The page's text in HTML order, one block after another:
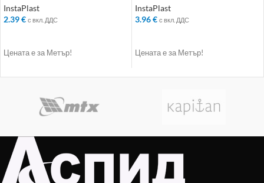
InstaPlast
2.39€ с вкл. ДДС
Цената е за Метър!
InstaPlast
3.96€ с вкл. ДДС
Цената е за Метър!